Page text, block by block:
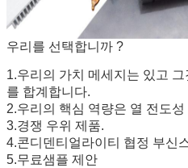
우리를 선택합니까 ?
1.우리의 가치 메세지는 있고
를 합계합니다.
2.우리의 핵심 역량은 열 전도
3.경쟁 우위 제품.
4.콘디덴티얼라이티 협정 부신
5.무료샘플 제안